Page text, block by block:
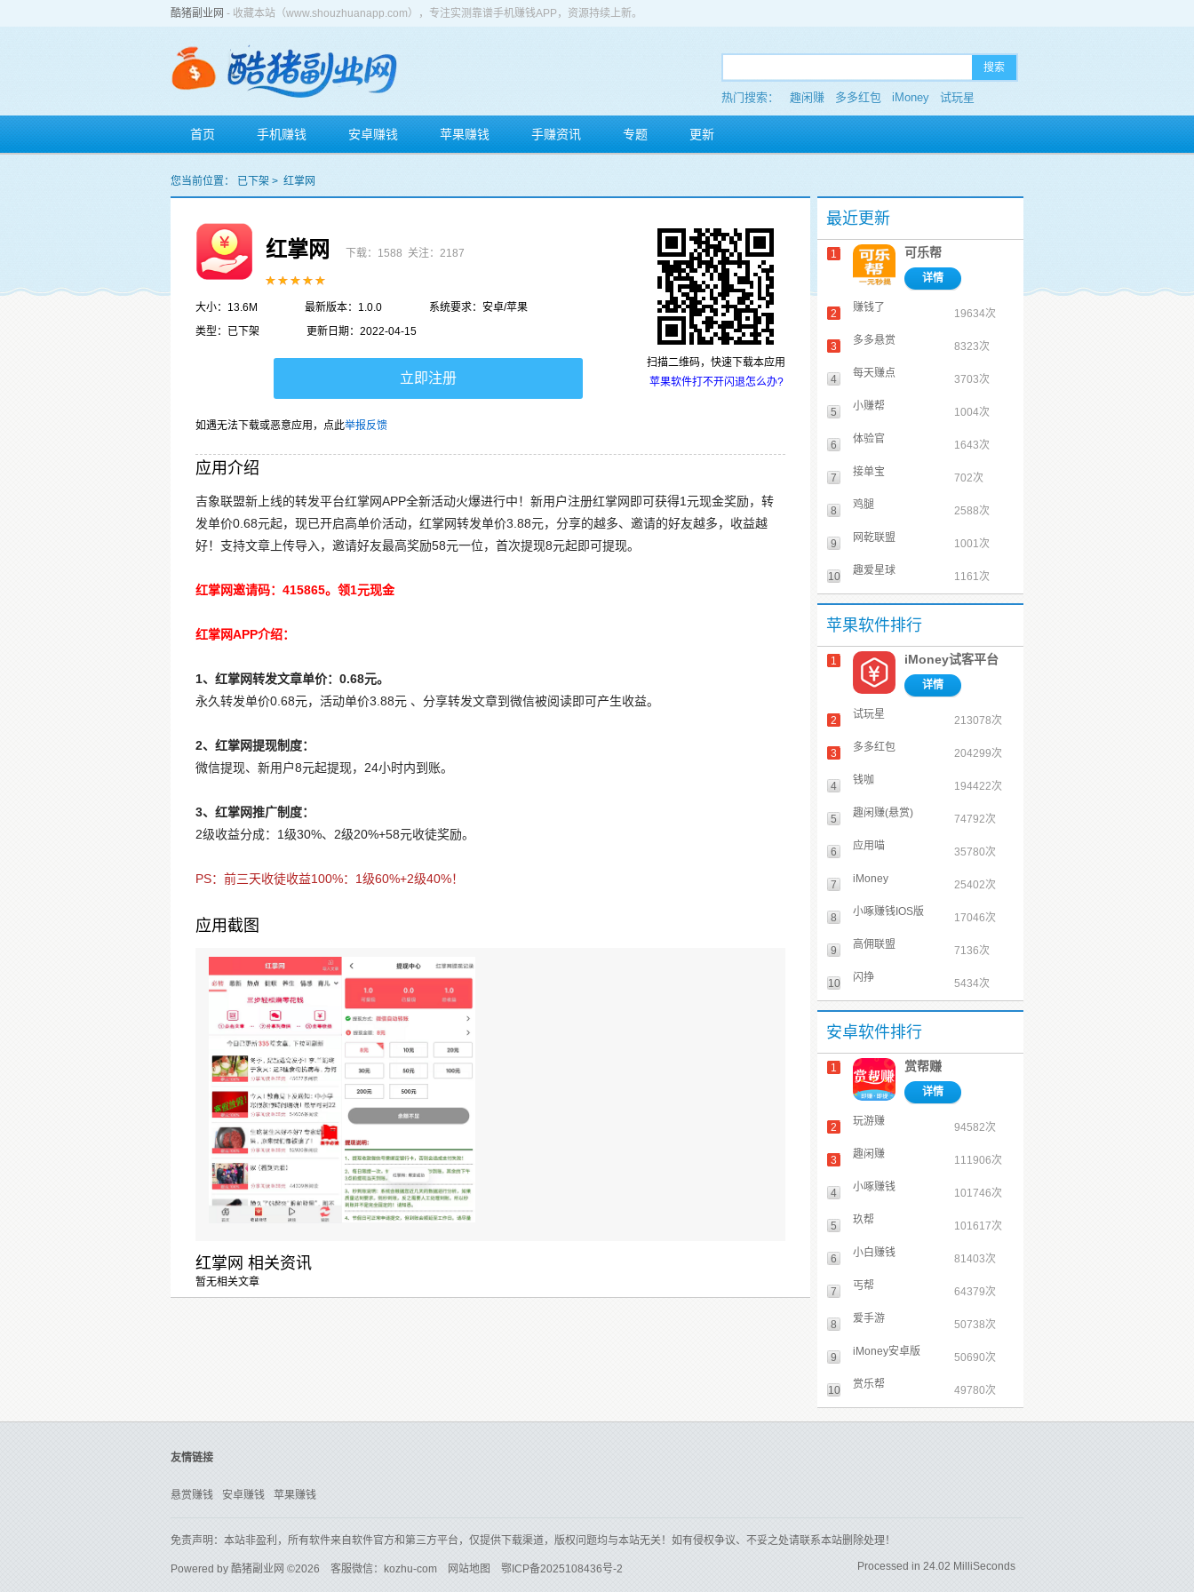
酷猪副业网 - 收藏本站（www.shouzhuanapp.com），专注实测靠谱手机赚钱APP，资源持续上新。
搜索
热门搜索： 趣闲赚 多多红包 iMoney 试玩星
首页 手机赚钱 安卓赚钱 苹果赚钱 手赚资讯 专题 更新
您当前位置： 已下架 > 红掌网
扫描二维码，快速下载本应用
苹果软件打不开闪退怎么办?
红掌网 下载：1588 关注：2187
大小：13.6M 最新版本：1.0.0
系统要求：安卓/苹果
类型：已下架
更新日期：2022-04-15
立即注册
如遇无法下载或恶意应用，点此举报反馈
应用介绍
吉象联盟新上线的转发平台红掌网APP全新活动火爆进行中！新用户注册红掌网即可获得1元现金奖励，转
发单价0.68元起，现已开启高单价活动，红掌网转发单价3.88元，分享的越多、邀请的好友越多，收益越
好！支持文章上传导入，邀请好友最高奖励58元一位，首次提现8元起即可提现。
红掌网邀请码：415865。领1元现金
红掌网APP介绍：
1、红掌网转发文章单价：0.68元。
永久转发单价0.68元，活动单价3.88元 、分享转发文章到微信被阅读即可产生收益。
2、红掌网提现制度：
微信提现、新用户8元起提现，24小时内到账。
3、红掌网推广制度：
2级收益分成：1级30%、2级20%+58元收徒奖励。
PS：前三天收徒收益100%：1级60%+2级40%！
应用截图
红掌网 相关资讯
暂无相关文章
最近更新
1 可乐帮
详情
2 赚钱了 19634次
3 多多悬赏 8323次
4 每天赚点 3703次
5 小赚帮 1004次
6 体验官 1643次
7 接单宝 702次
8 鸡腿 2588次
9 网乾联盟 1001次
10 趣爱星球 1161次
苹果软件排行
1 iMoney试客平台
详情
2 试玩星 213078次
3 多多红包 204299次
4 钱咖 194422次
5 趣闲赚(悬赏) 74792次
6 应用喵 35780次
7 iMoney 25402次
8 小啄赚钱IOS版 17046次
9 高佣联盟 7136次
10 闪挣 5434次
安卓软件排行
1 赏帮赚
详情
2 玩游赚 94582次
3 趣闲赚 111906次
4 小啄赚钱 101746次
5 玖帮 101617次
6 小白赚钱 81403次
7 丐帮 64379次
8 爱手游 50738次
9 iMoney安卓版 50690次
10 赏乐帮 49780次
友情链接
悬赏赚钱 安卓赚钱 苹果赚钱
免责声明：本站非盈利，所有软件来自软件官方和第三方平台，仅提供下载渠道，版权问题均与本站无关！如有侵权争议、不妥之处请联系本站删除处理！
Powered by 酷猪副业网 ©2026 客服微信：kozhu-com 网站地图 鄂ICP备2025108436号-2 Processed in 24.02 MilliSeconds